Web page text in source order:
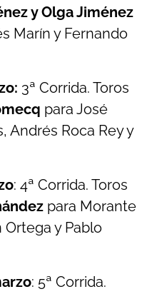
y Olga Jiménez
Marín y Fernando
3ª Corrida. Toros
para José
Andrés Roca Rey y
: 4ª Corrida. Toros
para Morante
Ortega y Pablo
: 5ª Corrida.